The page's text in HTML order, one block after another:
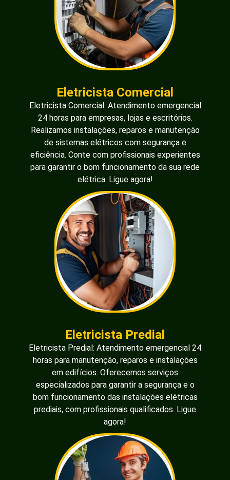
Eletricista Comercial
Eletricista Comercial: Atendimento emergencial
24 horas para empresas, lojas e escritórios.
Realizamos instalações, reparos e manutenção
de sistemas elétricos com segurança e
eficiência. Conte com profissionais experientes
para garantir o bom funcionamento da sua rede
elétrica. Ligue agora!
Eletricista Predial
Eletricista Predial: Atendimento emergencial 24
horas para manutenção, reparos e instalações
em edifícios. Oferecemos serviços
especializados para garantir a segurança e o
bom funcionamento das instalações elétricas
prediais, com profissionais qualificados. Ligue
agora!